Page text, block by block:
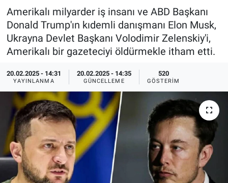
Amerikalı milyarder iş insanı ve ABD Başkanı
Donald Trump'ın kıdemli danışmanı Elon Musk,
Ukrayna Devlet Başkanı Volodimir Zelenskiy'i,
Amerikalı bir gazeteciyi öldürmekle itham etti.
20.02.2025 - 14:31
YAYINLANMA
20.02.2025 - 14:35
GÜNCELLEME
520
GÖSTERIM
Dünya
Ege Saati
Ege'den Esintiler
Eğitim
Eğlence
Ekonomi
Forum
Spor
Yayın Akışı
İletişim
Son Dakika Haberleri
Haber Arşivi